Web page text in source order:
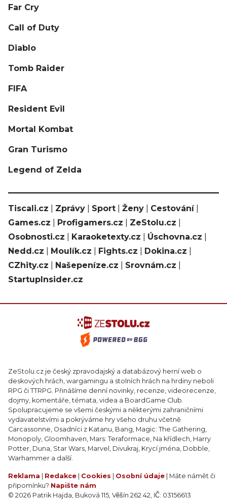
Far Cry
Call of Duty
Diablo
Tomb Raider
FIFA
Resident Evil
Mortal Kombat
Gran Turismo
Legend of Zelda
Tiscali.cz Zprávy Sport Ženy Cestování|
Games.cz
Profigamers.cz ZeStolu.cz
Osobnosti.cz
Karaoketexty.cz Úschovna.cz
Nedd.cz
Moulík.cz Fights.cz Dokina.cz
CZhity.cz
Našepeníze.cz Srovnám.cz
StartupInsider.cz
ZeStolu.cz je český zpravodajský a databázový herní web o
deskových hrách, wargamingu a stolních hrách na hrdiny neboli
RPG či TTRPG. Přinášíme denní novinky, recenze, videorecenze,
dojmy, komentáře, témata, videa a BoardGame Club.
Spolupracujeme se všemi českými a některými zahraničními
vydavatelstvími a pokrýváme hry všeho druhu včetně
Carcassonne, Osadníci z Katanu, Bang, Magic: The Gathering,
Monopoly, Gloomhaven, Mars: Teraformace, Na křídlech, Harry
Potter, Duna, Star Wars, Marvel, Divukraj, Krycí jména, Dobble,
Warhammer a další.
Reklama Redakce Cookies Osobní údaje | Máte námět či
připomínku? Napište nám
© 2026 Patrik Hajda, Buková 115, Věšín 262 42, IČ: 03156613